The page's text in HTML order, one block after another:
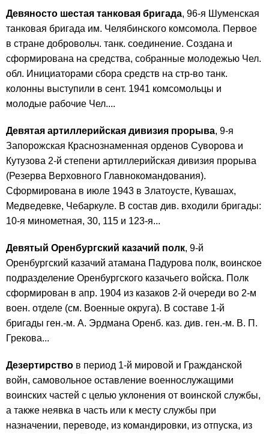
Девяносто шестая танковая бригада, 96-я Шуменская
танковая бригада им. Челябинского комсомола. Первое
в стране добровольч. танк. соединение. Создана и
сформирована на средства, собранные молодежью Чел.
обл. Инициаторами сбора средств на стр-во танк.
колонны выступили в сент. 1941 комсомольцы и
молодые рабочие Чел....
Девятая артиллерийская дивизия прорыва, 9-я
Запорожская Краснознаменная орденов Суворова и
Кутузова 2-й степени артиллерийская дивизия прорыва
(Резерва Верховного Главнокомандования).
Сформирована в июле 1943 в Златоусте, Кувашах,
Медведевке, Чебаркуле. В состав див. входили бригады:
10-я минометная, 30, 115 и 123-я...
Девятый Оренбургский казачий полк, 9-й
Оренбургский казачий атамана Падурова полк, воинское
подразделение Оренбургского казачьего войска. Полк
сформирован в апр. 1904 из казаков 2-й очереди во 2-м
воен. отделе (см. Военные округа). В составе 1-й
бригады ген.-м. А. Эрдмана Оренб. каз. див. ген.-м. В. П.
Грекова...
Дезертирство в период 1-й мировой и Гражданской
войн, самовольное оставление военнослужащими
воинских частей с целью уклонения от воинской службы,
а также неявка в часть или к месту службы при
назначении, переводе, из командировки, из отпуска, из